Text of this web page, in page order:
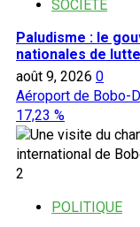
SOCIETE
Paludisme : le
nationales de
août 9, 2026 0
Aéroport de Bobo-
17,23 %
2
POLITIQUE